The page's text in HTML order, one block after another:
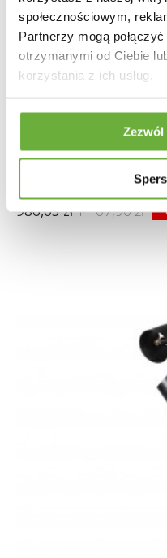
społecznościowym,
Partnerzy mogą
otrzymanymi od Ciebie
korzystania z ich usług.
Zezwól
LAMPA PODŁOGOWA
986,03 zł1 107,90 zł -